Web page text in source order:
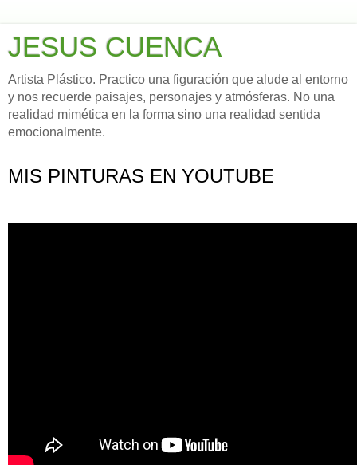
JESUS CUENCA
Artista Plástico. Practico una figuración que alude al entorno
y nos recuerde paisajes, personajes y atmósferas. No una
realidad mimética en la forma sino una realidad sentida
emocionalmente.
MIS PINTURAS EN YOUTUBE